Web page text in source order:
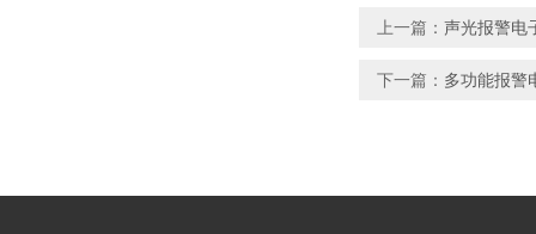
上一篇： 声光报警电
下一篇： 多功能报警